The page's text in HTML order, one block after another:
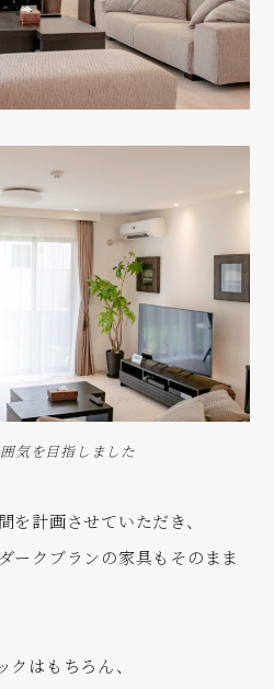
気を目指しました
を計画させていただき、
ークブランの家具もそのまま
クはもちろん、